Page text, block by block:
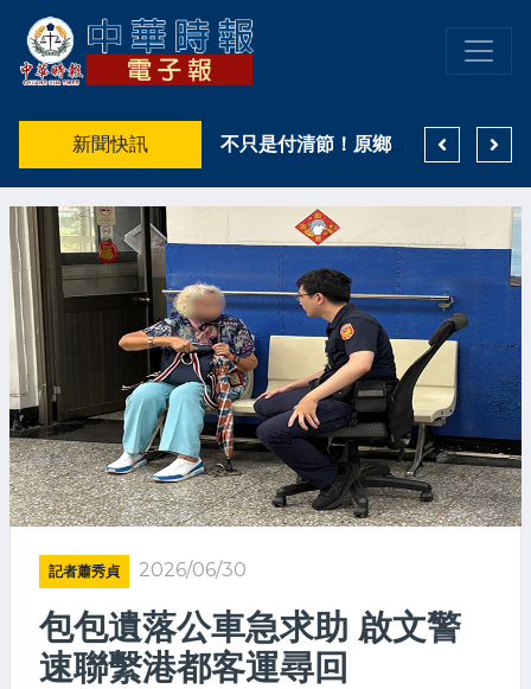
新聞快訊 不只是付清節！原鄉天籟致敬「警界鐵漢」！高市警少年隊融了波麗士爸爸的心
記者蕭秀貞 2026/06/30
包包遺落公車急求助 啟文警
速聯繫港都客運尋回